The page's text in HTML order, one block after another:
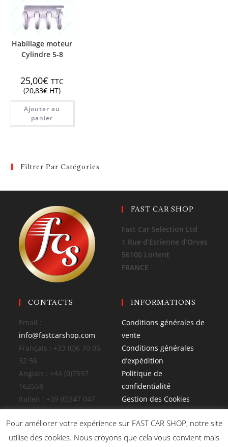
Habillage moteur
Cylindre 5-8
25,00€ TTC
(20,83€ HT)
Ajouter au
panier
Filtrer Par Catégories
FAST CAR SHOP
Fast Car Selection Ltd
1 Rue d’Estienne d’Orves
56100 Lorient
FRANCE
CONTACTS
Email :
info@fastcarshop.com
Français : +33 (0)6 70 05
32 56
Anglais : +44 (0)7597
162558
Italien : +39 (0)347 047
4026
INFORMATIONS
Conditions générales de
vente
Conditions générales
d’expédition
Politique de
confidentialité
Gestion des Cookies
Pour améliorer votre expérience sur FAST CAR SHOP, notre site
utilise des cookies. Nous croyons que cela vous convient mais